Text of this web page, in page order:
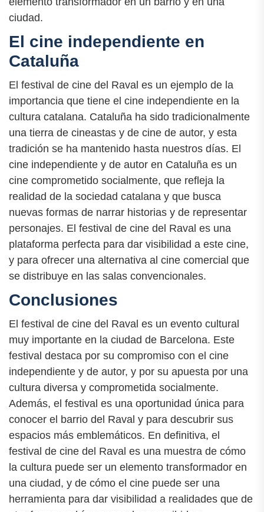
ciudad.
El cine independiente en
Cataluña
El festival de cine del Raval es un ejemplo de la
importancia que tiene el cine independiente en la
cultura catalana. Cataluña ha sido tradicionalmente
una tierra de cineastas y de cine de autor, y esta
tradición se ha mantenido hasta nuestros días. El
cine independiente y de autor en Cataluña es un
cine comprometido socialmente, que refleja la
realidad de la sociedad catalana y que busca
nuevas formas de narrar historias y de representar
personajes. El festival de cine del Raval es una
plataforma perfecta para dar visibilidad a este cine,
y para ofrecer una alternativa al cine comercial que
se distribuye en las salas convencionales.
Conclusiones
El festival de cine del Raval es un evento cultural
muy importante en la ciudad de Barcelona. Este
festival destaca por su compromiso con el cine
independiente y de autor, y por su apuesta por una
cultura diversa y comprometida socialmente.
Además, el festival es una oportunidad única para
conocer el barrio del Raval y para descubrir sus
espacios más emblemáticos. En definitiva, el
festival de cine del Raval es una muestra de cómo
la cultura puede ser un elemento transformador en
una ciudad, y de cómo el cine puede ser una
herramienta para dar visibilidad a realidades que de